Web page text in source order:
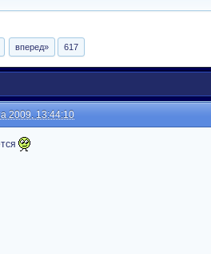
вперед» 617
2009, 13:44:10